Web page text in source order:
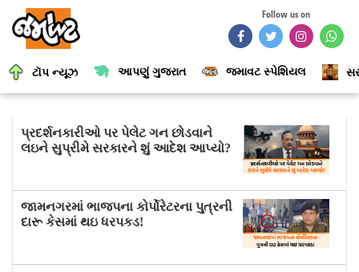
Follow us on
ટૉપ ન્યૂઝ આપણું ગુજરાત જમાવટ સ્પેશિયલ
પ્રદર્શનકારીઓ પર પેલેટ ગન છોડવાને
લઇને સુપ્રીમે સરકારને શું આદેશ આપ્યો?
જામનગરમાં ભાજપના કોર્પોરેટરના પુત્રની
દારૂ કેસમાં થઇ ધરપકડ!